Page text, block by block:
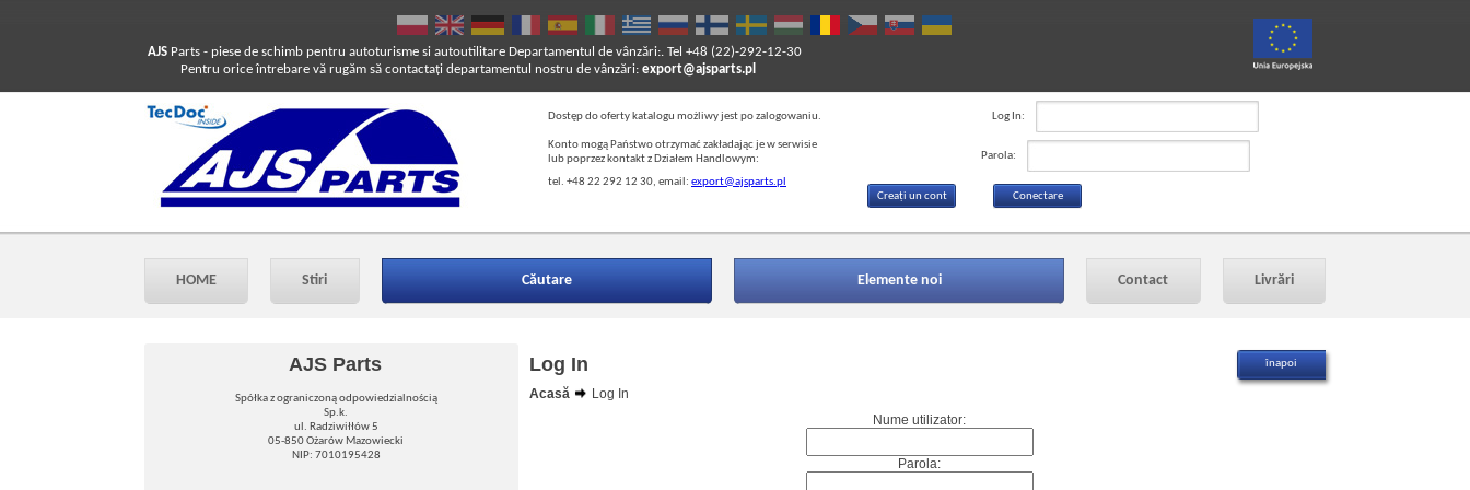
AJS Parts - piese de schimb pentru autoturisme si autoutilitare
Pentru orice întrebare vă rugăm să contactaţi departamentul nostru de vânzări: export@ajsparts.pl
Departamentul de vânzări:. Tel +48 (22)-292-12-30
Dostęp do oferty katalogu możliwy jest po zalogowaniu.
Konto mogą Państwo otrzymać zakładając je w serwisie
lub poprzez kontakt z Działem Handlowym:
tel. +48 22 292 12 30, email: export@ajsparts.pl
Log In:
Parola:
Creați un cont
HOME Stiri Căutare Elemente noi Contact Livrări
AJS Parts
Spółka z ograniczoną odpowiedzialnością
Sp.k.
ul. Radziwiłłów 5
05-850 Ożarów Mazowiecki
NIP: 7010195428
Log In
Acasă
Log In
Nume utilizator:
Parola: